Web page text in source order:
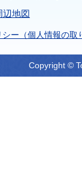
辺地図
ー（個人情報の取
Copyright ©